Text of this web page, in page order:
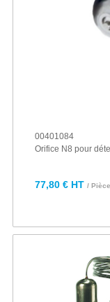
00401084
Orifice N8 pour
77,80 € HT / Pièce